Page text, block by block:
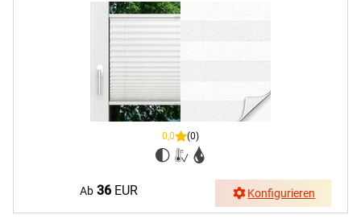
0,0 (0)
Ab 36 EUR Konfigurieren